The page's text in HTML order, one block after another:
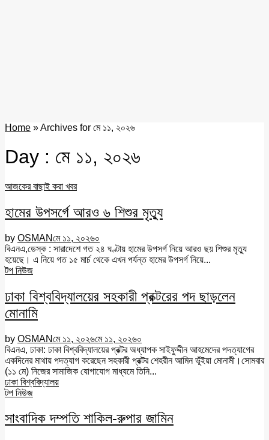
Home »Archives for মে ১১, ২০২৬
Day : মে ১১, ২০২৬
আজকের বাছাই করা খবর
হামের উপসর্গে আরও ৬ শিশুর মৃত্যু
by OSMANমে ১১, ২০২৬০
বিএনএ,ডেস্ক : সারাদেশে গত ২৪ ঘণ্টায় হামের উপসর্গ নিয়ে আরও ছয় শিশুর মৃত্যু
হয়েছে। এ নিয়ে গত ১৫ মার্চ থেকে এখন পর্যন্ত হামের উপসর্গ নিয়ে...
টপ নিউজ
ঢাকা বিশ্ববিদ্যালয়ের সহকারী প্রক্টরের পদ ছাড়লেন
মোনামি
by OSMANমে ১১, ২০২৬মে ১১, ২০২৬০
বিএনএ, ঢাকা: ঢাকা বিশ্ববিদ্যালয়ের প্রক্টর অধ্যাপক সাইফুদ্দীন আহমেদের পদত্যাগের
একদিনের মাথায় পদত্যাগ করেছেন সহকারী প্রক্টর শেহরীন আমিন ভূঁইয়া মোনামী।সোমবার
(১১ মে) নিজের সামাজিক যোগাযোগ মাধ্যমে তিনি...
ঢাকা বিশ্ববিদ্যালয়
টপ নিউজ
সাংবাদিক দম্পতি শাকিল-রুপার জামিন